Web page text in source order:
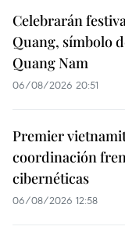
Celebrarán
Quang, símbolo
Quang Nam
06/08/2026 20:51
Premier
coordinación
cibernéticas
06/08/2026 12:58